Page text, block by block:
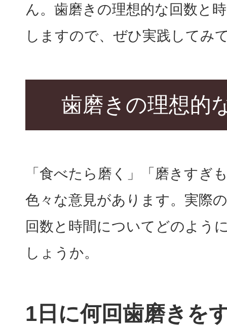
ん。歯磨きの理想的な回数と
しますので、ぜひ実践してみ
歯磨きの理想的
「食べたら磨く」「磨きすぎ
色々な意見があります。実際
回数と時間についてどのよう
しょうか。
1日に何回歯磨きを